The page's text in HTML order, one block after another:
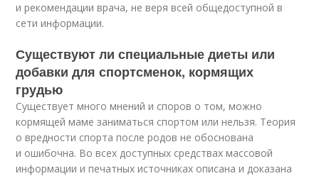
и рекомендации врача, не веря всей общедоступной в
сети информации.
Существуют ли специальные диеты или
добавки для спортсменок, кормящих
грудью
Существует много мнений и споров о том, можно
кормящей маме заниматься спортом или нельзя. Теория
о вредности спорта после родов не обоснована
и ошибочна. Во всех доступных средствах массовой
информации и печатных источниках описана и доказана